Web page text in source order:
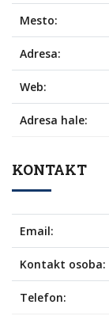
Mesto:
Adresa:
Web:
Adresa hale:
KONTAKT
Email:
Kontakt osoba:
Telefon: